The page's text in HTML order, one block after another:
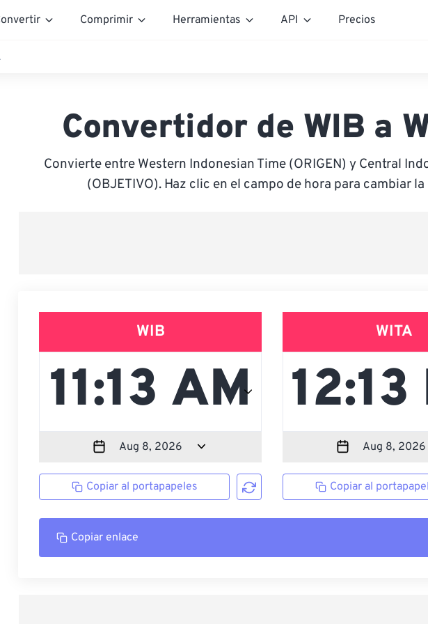
Comprimir Herramientas API Precios
Convertidor de WIB a
Convierte entre Western Indonesian Time (ORIGEN) y Central
(OBJETIVO). Haz clic en el campo de hora para cambiar la
WIB
Copiar al portapapeles
WITA
Copiar al
Copiar enlace